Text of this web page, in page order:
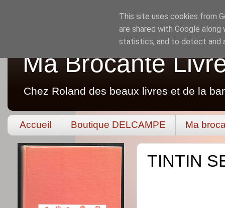
Ma Brocante
Chez Roland des beaux livres et de la
Accueil Boutique DELCAMPE Ma
TINTIN
This site uses cookies from
are shared with Google
statistics, and to detect and